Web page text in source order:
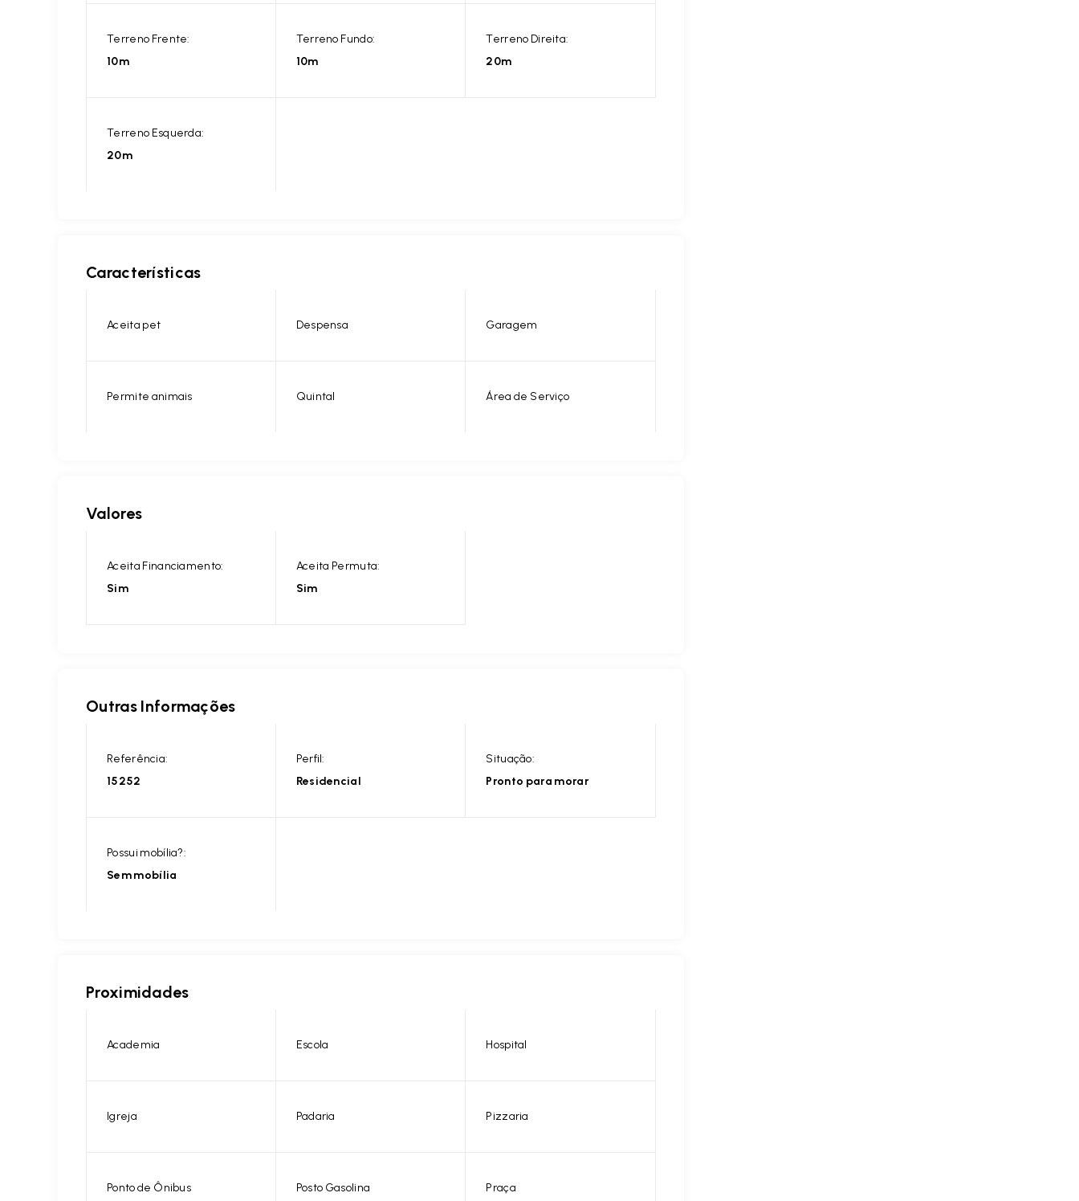
Terreno Frente:
10m
Terreno Fundo:
10m
Terreno Direita:
20m
Terreno Esquerda:
20m
Características
Aceita pet Despensa Garagem
Permite animais Quintal Área de Serviço
Valores
Aceita Financiamento:
Sim
Aceita Permuta:
Sim
Outras Informações
Referência:
15252
Perfil:
Residencial
Situação:
Pronto para morar
Possui mobília?:
Sem mobília
Proximidades
Academia Escola Hospital
Igreja Padaria Pizzaria
Ponto de Ônibus Posto Gasolina Praça